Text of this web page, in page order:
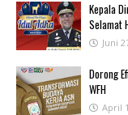
Kepala
Selamat
Juni
‎Dorong
WFH ‎
April